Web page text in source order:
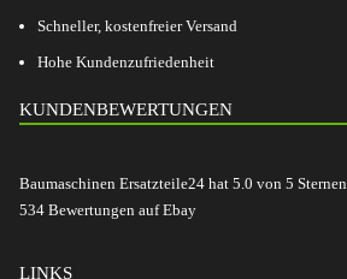
Schneller, kostenfreier Versand
Hohe Kundenzufriedenheit
KUNDENBEWERTUNGEN
Baumaschinen Ersatzteile24 hat 5.0 von 5 Sternen
534 Bewertungen auf Ebay
LINKS